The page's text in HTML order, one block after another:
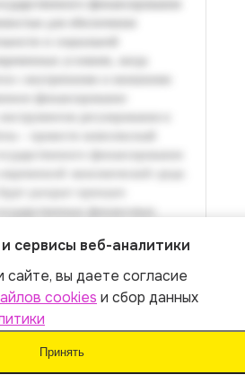
Оплатить
сервисы веб-аналитики
вы даете согласие
cookies и сбор данных
Принять